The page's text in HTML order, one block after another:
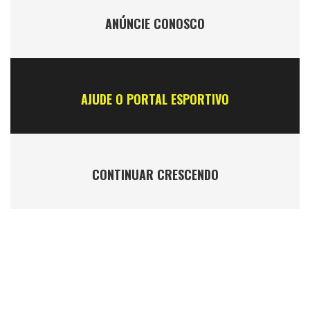
ANÚNCIE CONOSCO
AJUDE O PORTAL ESPORTIVO
CONTINUAR CRESCENDO